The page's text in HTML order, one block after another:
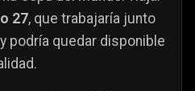
27, que trabajaría junto
podría quedar disponible